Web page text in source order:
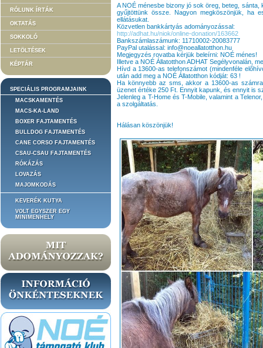
RÓLUNK ÍRTÁK
OKTATÁS
SOKKOLÓ
LETÖLTÉSEK
KÉPTÁR
SPECIÁLIS PROGRAMJAINK
MACSKAMENTÉS
MACS-KA-LAND
BOXER FAJTAMENTÉS
BULLDOG FAJTAMENTÉS
CANE CORSO FAJTAMENTÉS
CSAU-CSAU FAJTAMENTÉS
RÓKÁZÁS
LOVAZÁS
MAJOMKODÁS
KEVERÉK KUTYA
VOLT EGYSZER EGY
MINIMENHELY
A NOÉ ménesbe bizony jó sok öreg, beteg,
gyűjtöttünk össze. Nagyon megköszönjük, ha
ellátásukat.
Közvetlen bankkártyás adományozással:
http://adhat.hu/niok/online-donation/163662
Bankszámlaszámunk: 11710002-20083777
PayPal utalással: info@noeallatotthon.hu
Megjegyzés rovatba kérjük beleírni: NOÉ ménes!
Illetve a NOÉ Állatotthon ADHAT Segélyvonalán,
Hívd a 13600-as telefonszámot (mindenféle
után add meg a NOÉ Állatotthon kódját: 63 !
Ha könnyebb az sms, akkor a 13600-as
üzenet értéke 250 Ft. Ennyit kapunk, és ennyit is
Jelenleg a T-Home és T-Mobile, valamint a
a szolgáltatás.
Hálásan köszönjük!